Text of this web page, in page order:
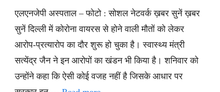
एलएनजेपी अस्पताल – फोटो : सोशल नेटवर्क ख़बर सुनें ख़बर
सुनें दिल्ली में कोरोना वायरस से होने वाली मौतों को लेकर
आरोप-प्रत्यारोप का दौर शुरू हो चुका है। स्वास्थ्य मंत्री
सत्येंद्र जैन ने इन आरोपों का खंडन भी किया है। शनिवार को
उन्होंने कहा कि ऐसी कोई वजह नहीं है जिसके आधार पर